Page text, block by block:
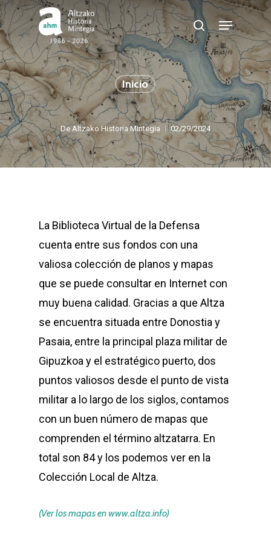
Skip
to
main
content
buscar
Menu
Inicio
De Altzako Historia Mintegia 02/29/2024
La Biblioteca Virtual de la Defensa
cuenta entre sus fondos con una
valiosa colección de planos y mapas
que se puede consultar en Internet con
muy buena calidad. Gracias a que Altza
se encuentra situada entre Donostia y
Pasaia, entre la principal plaza militar de
Gipuzkoa y el estratégico puerto, dos
puntos valiosos desde el punto de vista
militar a lo largo de los siglos, contamos
con un buen número de mapas que
comprenden el término altzatarra. En
total son 84 y los podemos ver en la
Colección Local de Altza.
(Ver los mapas en www.altza.info)
Cerrar
menú